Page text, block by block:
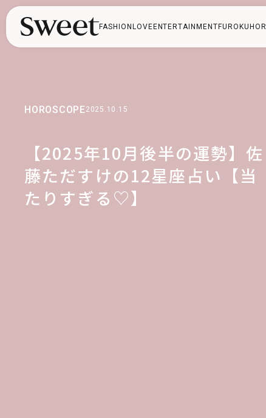
FASHION LOVE ENTERTAINMENT FUROKU
HOROSCOPE2025.10.15
【2025年10月後半の運勢】佐
藤ただすけの12星座占い【当
たりすぎる♡】